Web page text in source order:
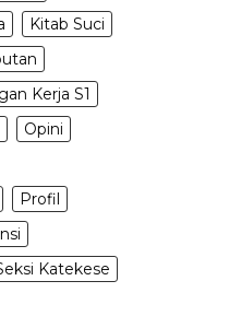
Kitab Suci
Kerja S1
Opini
Profil
Katekese